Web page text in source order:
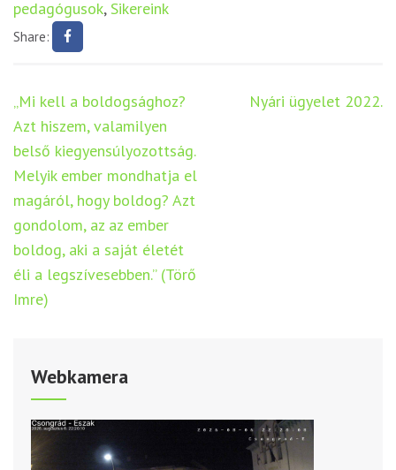
pedagógusok, Sikereink
Share:
Bejegyzés
navigáció
„Mi kell a boldogsághoz?
Azt hiszem, valamilyen
belső kiegyensúlyozottság.
Melyik ember mondhatja el
magáról, hogy boldog? Azt
gondolom, az az ember
boldog, aki a saját életét
éli a legszívesebben.” (Törő
Imre)
Nyári ügyelet 2022.
Webkamera